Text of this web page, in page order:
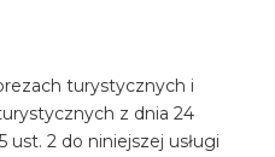
turystycznych i
z dnia 24
ust. 2 do niniejszej usługi